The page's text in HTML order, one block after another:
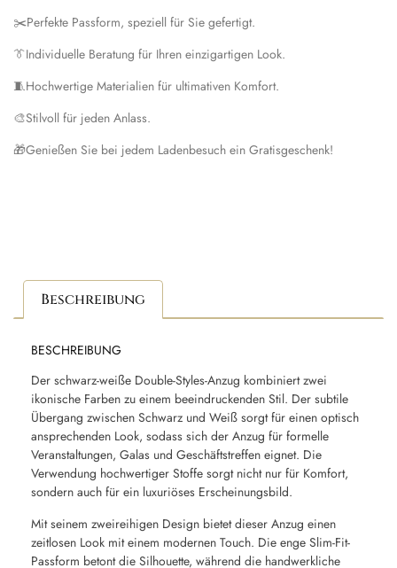
✂️Perfekte Passform, speziell für Sie gefertigt.
👔Individuelle Beratung für Ihren einzigartigen Look.
🧵Hochwertige Materialien für ultimativen Komfort.
🎨Stilvoll für jeden Anlass.
🎁Genießen Sie bei jedem Ladenbesuch ein Gratisgeschenk!
Beschreibung
BESCHREIBUNG
Der schwarz-weiße Double-Styles-Anzug kombiniert zwei
ikonische Farben zu einem beeindruckenden Stil. Der subtile
Übergang zwischen Schwarz und Weiß sorgt für einen optisch
ansprechenden Look, sodass sich der Anzug für formelle
Veranstaltungen, Galas und Geschäftstreffen eignet. Die
Verwendung hochwertiger Stoffe sorgt nicht nur für Komfort,
sondern auch für ein luxuriöses Erscheinungsbild.
Mit seinem zweireihigen Design bietet dieser Anzug einen
zeitlosen Look mit einem modernen Touch. Die enge Slim-Fit-
Passform betont die Silhouette, während die handwerkliche